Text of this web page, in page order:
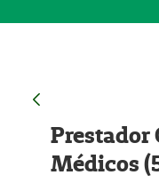
Prestador
Médicos